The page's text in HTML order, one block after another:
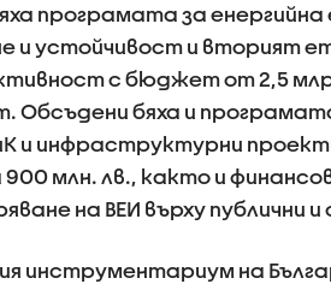
програмата за
и устойчивост и вторият
с бюджет от 2,5
Обсъдени бяха и
и инфраструктурни
млн. лв., както и
на ВЕИ върху публични
инструментариум на